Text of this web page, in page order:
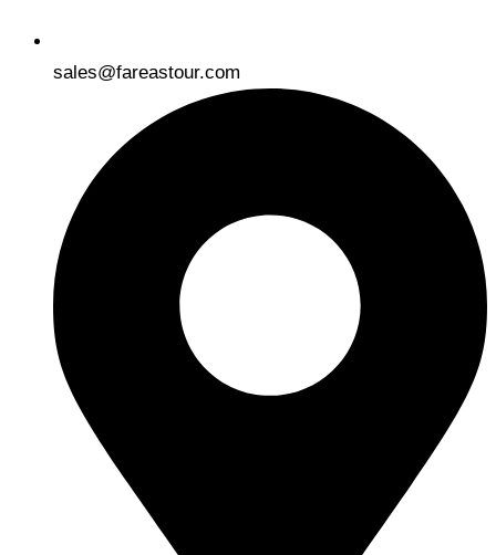
sales@fareastour.com